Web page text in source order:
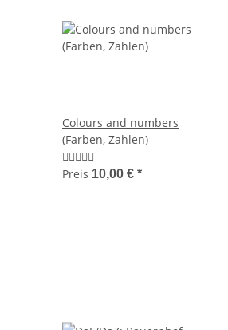
Colours and numbers
(Farben, Zahlen)
Preis 10,00 € *